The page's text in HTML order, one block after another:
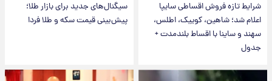
شرایط تازه فروش اقساطی سایپا
اعلام شد؛ شاهین، کوییک، اطلس،
سهند و ساینا با اقساط بلندمدت +
جدول
سیگنال‌های جدید برای بازار طلا؛
پیش‌بینی قیمت سکه و طلا فردا